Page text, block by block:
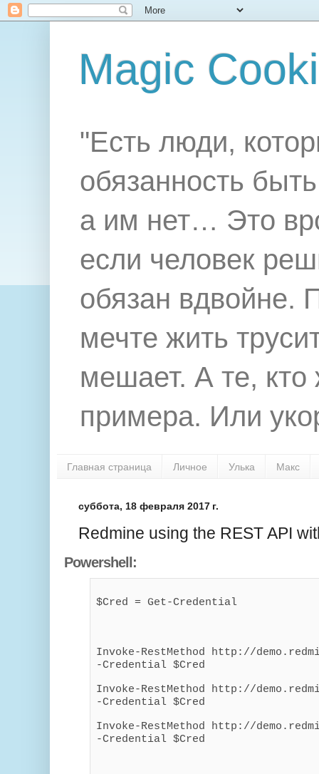
Magic
"Есть люди,
обязанность
а им нет… Это
если человек
обязан вдвойне.
мечте жить
мешает. А те,
примера. Или
Главная страница Личное Улька Макс
суббота, 18 февраля 2017 г.
Redmine using the REST API
Powershell:
$Cred = Get-Credential
Invoke-RestMethod http://
-Credential $Cred
Invoke-RestMethod http://
-Credential $Cred
Invoke-RestMethod http://
-Credential $Cred